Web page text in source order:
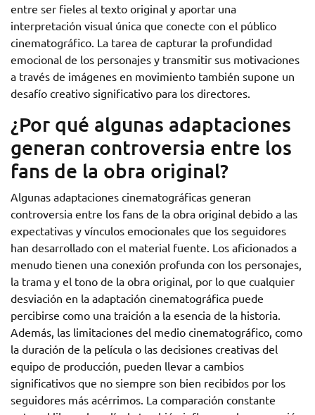
entre ser fieles al texto original y aportar una
interpretación visual única que conecte con el público
cinematográfico. La tarea de capturar la profundidad
emocional de los personajes y transmitir sus motivaciones
a través de imágenes en movimiento también supone un
desafío creativo significativo para los directores.
¿Por qué algunas adaptaciones
generan controversia entre los
fans de la obra original?
Algunas adaptaciones cinematográficas generan
controversia entre los fans de la obra original debido a las
expectativas y vínculos emocionales que los seguidores
han desarrollado con el material fuente. Los aficionados a
menudo tienen una conexión profunda con los personajes,
la trama y el tono de la obra original, por lo que cualquier
desviación en la adaptación cinematográfica puede
percibirse como una traición a la esencia de la historia.
Además, las limitaciones del medio cinematográfico, como
la duración de la película o las decisiones creativas del
equipo de producción, pueden llevar a cambios
significativos que no siempre son bien recibidos por los
seguidores más acérrimos. La comparación constante